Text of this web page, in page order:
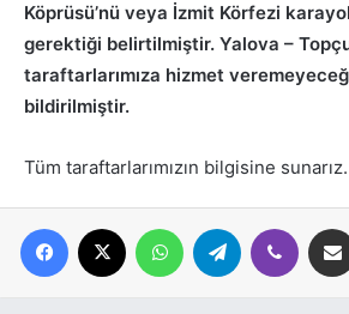
Köprüsü’nü veya İzmit Körfezi
gerektiği belirtilmiştir. Yalova –
taraftarlarımıza hizmet
bildirilmiştir.
Tüm taraftarlarımızın bilgisine sunarız.
Facebook WhatsAppTelegram Viber